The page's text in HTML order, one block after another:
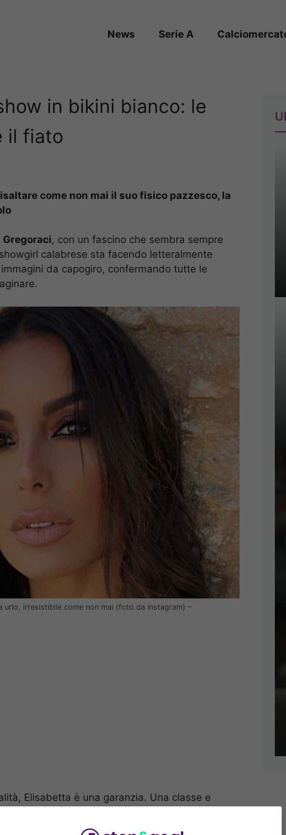
News Serie A
in bikini bianco: le
il fiato
come non mai il suo fisico pazzesco, la
, con un fascino che sembra sempre
calabrese sta facendo letteralmente
da capogiro, confermando tutte le
irresistibile come non mai (foto da Instagram) –
Elisabetta è una garanzia. Una classe e
che lascia sempre il segno in qualsiasi
ottima forma e anno dopo anno addirittura da’